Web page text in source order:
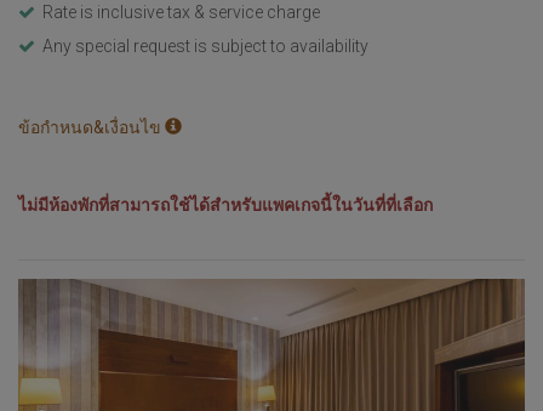
Rate is inclusive tax & service charge
Any special request is subject to availability
ข้อกำหนด&เงื่อนไข
ไม่มีห้องพักที่สามารถใช้ได้สำหรับแพคเกจนี้ในวันที่ที่เลือก